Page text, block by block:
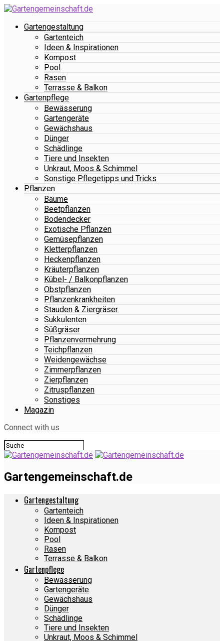
Gartengestaltung
Gartenteich
Ideen & Inspirationen
Kompost
Pool
Rasen
Terrasse & Balkon
Gartenpflege
Bewässerung
Gartengeräte
Gewächshaus
Dünger
Schädlinge
Tiere und Insekten
Unkraut, Moos & Schimmel
Sonstige Pflegetipps und Tricks
Pflanzen
Bäume
Beetpflanzen
Bodendecker
Exotische Pflanzen
Gemüsepflanzen
Kletterpflanzen
Heckenpflanzen
Kräuterpflanzen
Kübel- / Balkonpflanzen
Obstpflanzen
Pflanzenkrankheiten
Stauden & Ziergräser
Sukkulenten
Süßgräser
Pflanzenvermehrung
Teichpflanzen
Weidengewächse
Zimmerpflanzen
Zierpflanzen
Zitruspflanzen
Sonstiges
Magazin
Connect with us
Gartengemeinschaft.de
Gartengestaltung
Gartenteich
Ideen & Inspirationen
Kompost
Pool
Rasen
Terrasse & Balkon
Gartenpflege
Bewässerung
Gartengeräte
Gewächshaus
Dünger
Schädlinge
Tiere und Insekten
Unkraut, Moos & Schimmel